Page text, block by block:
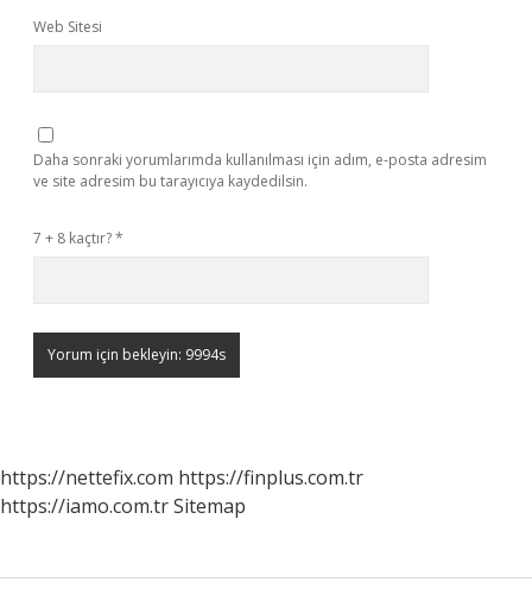
Web Sitesi
Daha sonraki yorumlarımda kullanılması için adım, e-posta adresim
ve site adresim bu tarayıcıya kaydedilsin.
7 + 8 kaçtır?*
https://nettefix.com https://finplus.com.tr
https://iamo.com.trSitemap